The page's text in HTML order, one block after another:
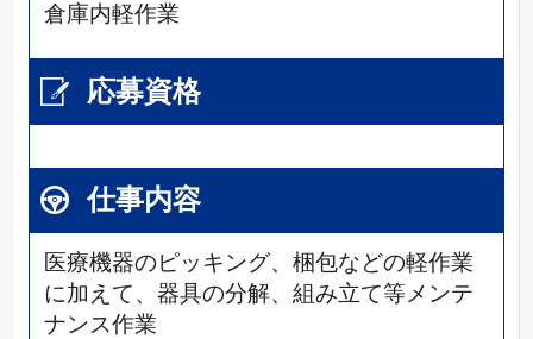
倉庫内軽作業
応募資格
仕事内容
医療機器のピッキング、梱包などの軽作業
に加えて、器具の分解、組み立て等メンテ
ナンス作業